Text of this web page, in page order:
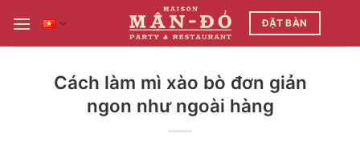
qua
nội
ĐẶT BÀN
Cách làm mì xào bò đơn giản
ngon như ngoài hàng